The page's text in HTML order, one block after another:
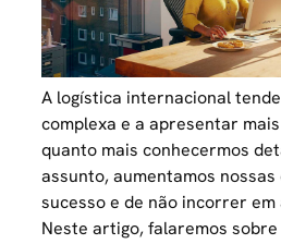
A logística internacional
complexa e a apresentar
quanto mais conhecermos
assunto, aumentamos
sucesso e de não incorrer
Neste artigo, falaremos sobre